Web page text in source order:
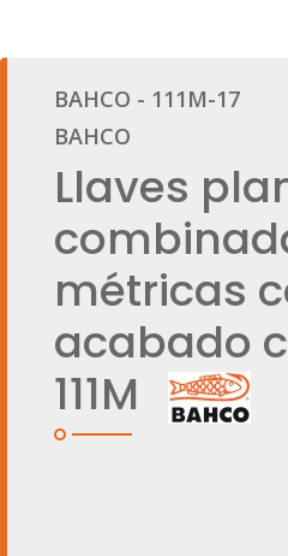
BAHCO - 111M-17
BAHCO
Llaves
métricas
acabado
111M